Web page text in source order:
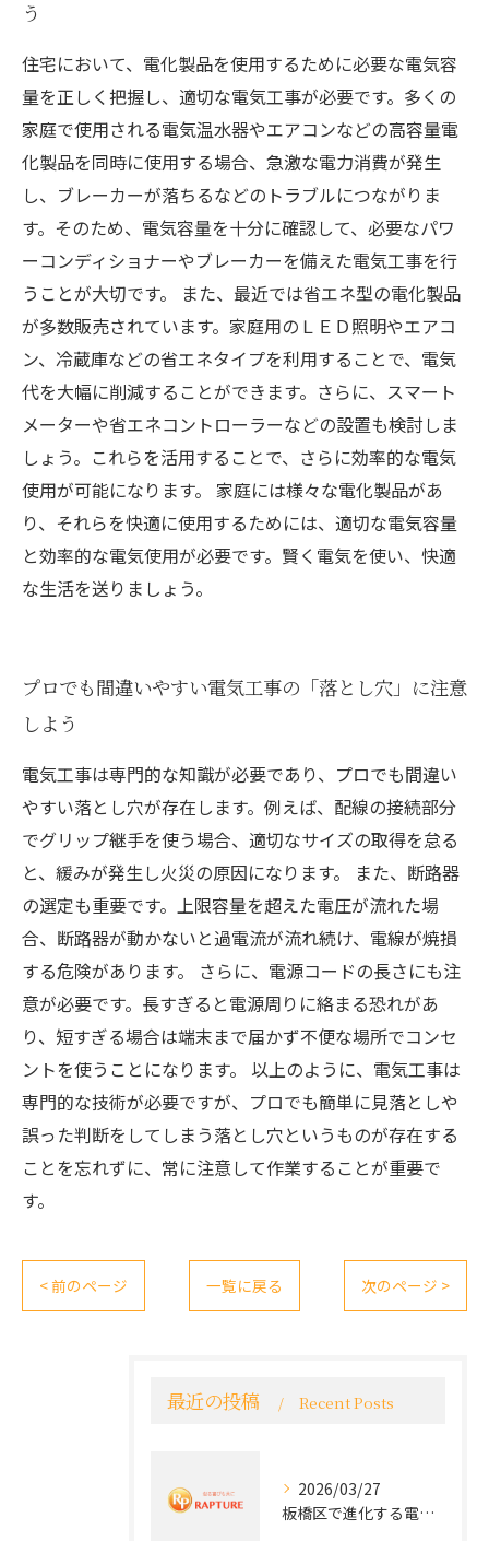
う
住宅において、電化製品を使用するために必要な電気容
量を正しく把握し、適切な電気工事が必要です。多くの
家庭で使用される電気温水器やエアコンなどの高容量電
化製品を同時に使用する場合、急激な電力消費が発生
し、ブレーカーが落ちるなどのトラブルにつながりま
す。そのため、電気容量を十分に確認して、必要なパワ
ーコンディショナーやブレーカーを備えた電気工事を行
うことが大切です。 また、最近では省エネ型の電化製品
が多数販売されています。家庭用のＬＥＤ照明やエアコ
ン、冷蔵庫などの省エネタイプを利用することで、電気
代を大幅に削減することができます。さらに、スマート
メーターや省エネコントローラーなどの設置も検討しま
しょう。これらを活用することで、さらに効率的な電気
使用が可能になります。 家庭には様々な電化製品があ
り、それらを快適に使用するためには、適切な電気容量
と効率的な電気使用が必要です。賢く電気を使い、快適
な生活を送りましょう。
プロでも間違いやすい電気工事の「落とし穴」に注意
しよう
電気工事は専門的な知識が必要であり、プロでも間違い
やすい落とし穴が存在します。例えば、配線の接続部分
でグリップ継手を使う場合、適切なサイズの取得を怠る
と、緩みが発生し火災の原因になります。 また、断路器
の選定も重要です。上限容量を超えた電圧が流れた場
合、断路器が動かないと過電流が流れ続け、電線が焼損
する危険があります。 さらに、電源コードの長さにも注
意が必要です。長すぎると電源周りに絡まる恐れがあ
り、短すぎる場合は端末まで届かず不便な場所でコンセ
ントを使うことになります。 以上のように、電気工事は
専門的な技術が必要ですが、プロでも簡単に見落としや
誤った判断をしてしまう落とし穴というものが存在する
ことを忘れずに、常に注意して作業することが重要で
す。
< 前のページ 一覧に戻る 次のページ >
最近の投稿 Recent Posts
2026/03/27
板橋区で進化する電気工事と最新コンセント交換技術